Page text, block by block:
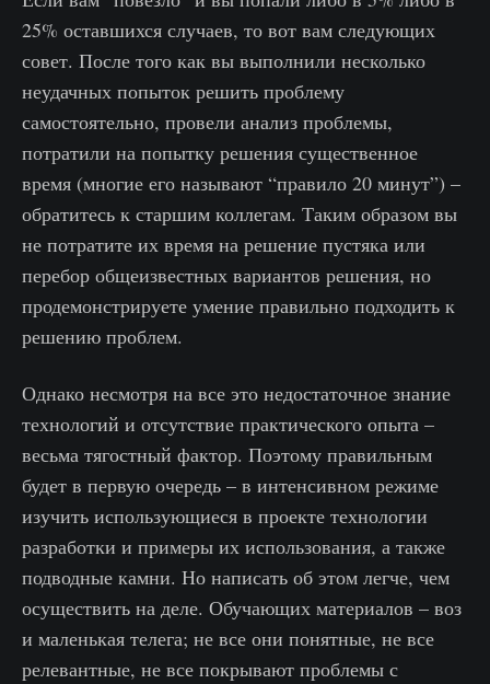
25% оставшихся случаев, то вот вам следующих
совет. После того как вы выполнили несколько
неудачных попыток решить проблему
самостоятельно, провели анализ проблемы,
потратили на попытку решения существенное
время (многие его называют “правило 20 минут”) –
обратитесь к старшим коллегам. Таким образом вы
не потратите их время на решение пустяка или
перебор общеизвестных вариантов решения, но
продемонстрируете умение правильно подходить к
решению проблем.
Однако несмотря на все это недостаточное знание
технологий и отсутствие практического опыта –
весьма тягостный фактор. Поэтому правильным
будет в первую очередь – в интенсивном режиме
изучить использующиеся в проекте технологии
разработки и примеры их использования, а также
подводные камни. Но написать об этом легче, чем
осуществить на деле. Обучающих материалов – воз
и маленькая телега; не все они понятные, не все
релевантные, не все покрывают проблемы с